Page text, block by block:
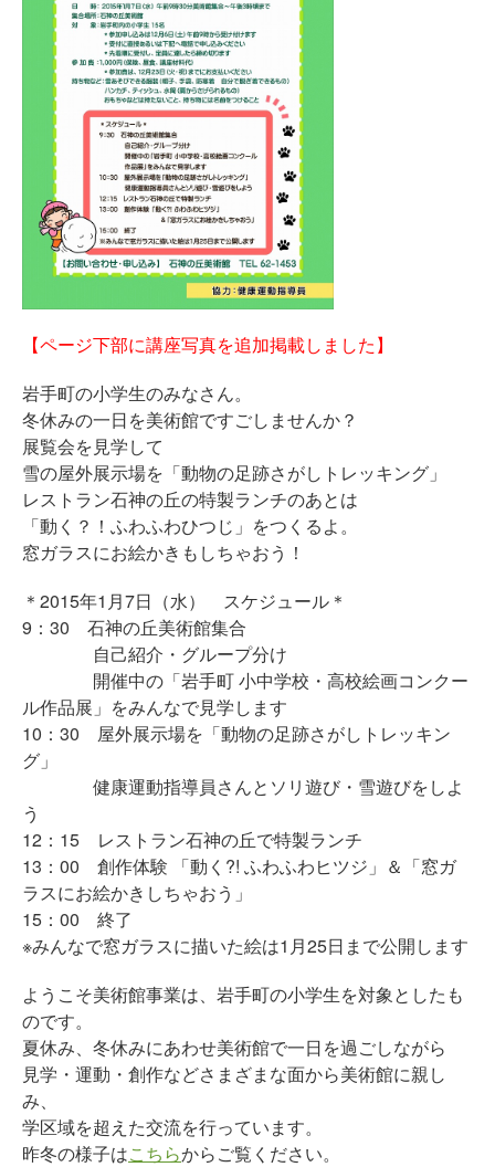
【ページ下部に講座写真を追加掲載しました】
岩手町の小学生のみなさん。
冬休みの一日を美術館ですごしませんか？
展覧会を見学して
雪の屋外展示場を「動物の足跡さがしトレッキング」
レストラン石神の丘の特製ランチのあとは
「動く？！ふわふわひつじ」をつくるよ。
窓ガラスにお絵かきもしちゃおう！
＊2015年1月7日（水） スケジュール＊
9：30 石神の丘美術館集合
自己紹介・グループ分け
開催中の「岩手町 小中学校・高校絵画コンクー
ル作品展」をみんなで見学します
10：30 屋外展示場を「動物の足跡さがしトレッキン
グ」
健康運動指導員さんとソリ遊び・雪遊びをしよ
う
12：15 レストラン石神の丘で特製ランチ
13：00 創作体験 「動く?! ふわふわヒツジ」＆「窓ガ
ラスにお絵かきしちゃおう」
15：00 終了
※みんなで窓ガラスに描いた絵は1月25日まで公開します
ようこそ美術館事業は、岩手町の小学生を対象としたも
のです。
夏休み、冬休みにあわせ美術館で一日を過ごしながら
見学・運動・創作などさまざまな面から美術館に親し
み、
学区域を超えた交流を行っています。
昨冬の様子はこちらからご覧ください。